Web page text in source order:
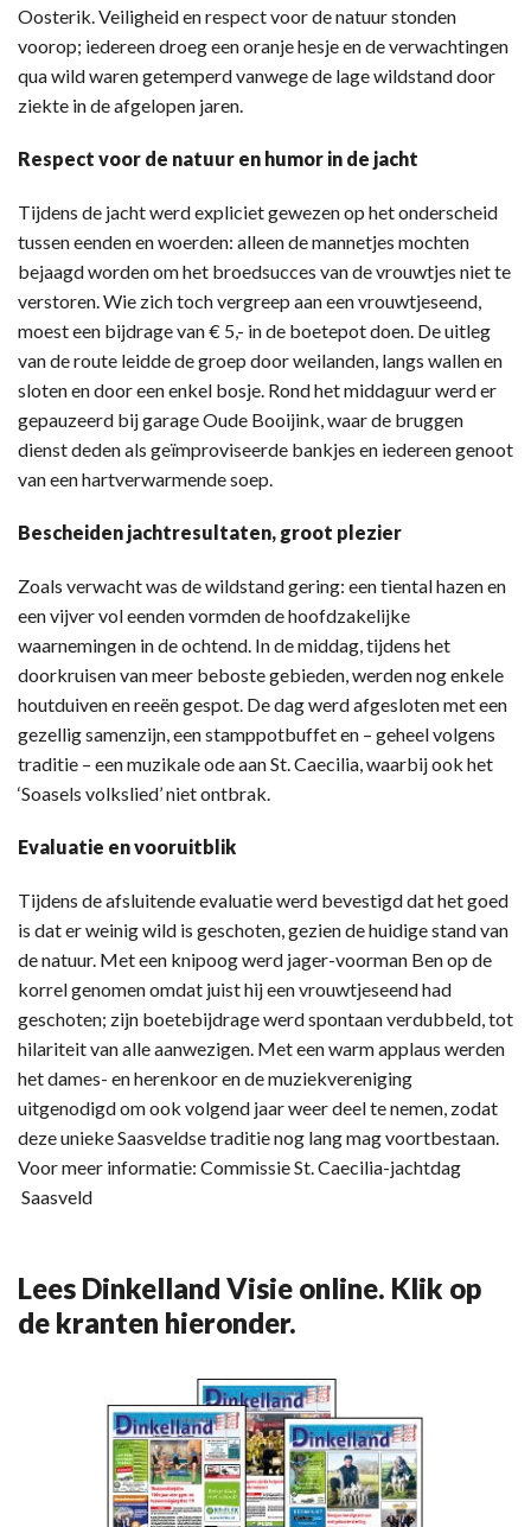
Oosterik. Veiligheid en respect voor de natuur stonden
voorop; iedereen droeg een oranje hesje en de verwachtingen
qua wild waren getemperd vanwege de lage wildstand door
ziekte in de afgelopen jaren.
Respect voor de natuur en humor in de jacht
Tijdens de jacht werd expliciet gewezen op het onderscheid
tussen eenden en woerden: alleen de mannetjes mochten
bejaagd worden om het broedsucces van de vrouwtjes niet te
verstoren. Wie zich toch vergreep aan een vrouwtjeseend,
moest een bijdrage van € 5,- in de boetepot doen. De uitleg
van de route leidde de groep door weilanden, langs wallen en
sloten en door een enkel bosje. Rond het middaguur werd er
gepauzeerd bij garage Oude Booijink, waar de bruggen
dienst deden als geïmproviseerde bankjes en iedereen genoot
van een hartverwarmende soep.
Bescheiden jachtresultaten, groot plezier
Zoals verwacht was de wildstand gering: een tiental hazen en
een vijver vol eenden vormden de hoofdzakelijke
waarnemingen in de ochtend. In de middag, tijdens het
doorkruisen van meer beboste gebieden, werden nog enkele
houtduiven en reeën gespot. De dag werd afgesloten met een
gezellig samenzijn, een stamppotbuffet en – geheel volgens
traditie – een muzikale ode aan St. Caecilia, waarbij ook het
‘Soasels volkslied’ niet ontbrak.
Evaluatie en vooruitblik
Tijdens de afsluitende evaluatie werd bevestigd dat het goed
is dat er weinig wild is geschoten, gezien de huidige stand van
de natuur. Met een knipoog werd jager-voorman Ben op de
korrel genomen omdat juist hij een vrouwtjeseend had
geschoten; zijn boetebijdrage werd spontaan verdubbeld, tot
hilariteit van alle aanwezigen. Met een warm applaus werden
het dames- en herenkoor en de muziekvereniging
uitgenodigd om ook volgend jaar weer deel te nemen, zodat
deze unieke Saasveldse traditie nog lang mag voortbestaan.
Voor meer informatie: Commissie St. Caecilia-jachtdag
Saasveld
Lees Dinkelland Visie online. Klik op
de kranten hieronder.